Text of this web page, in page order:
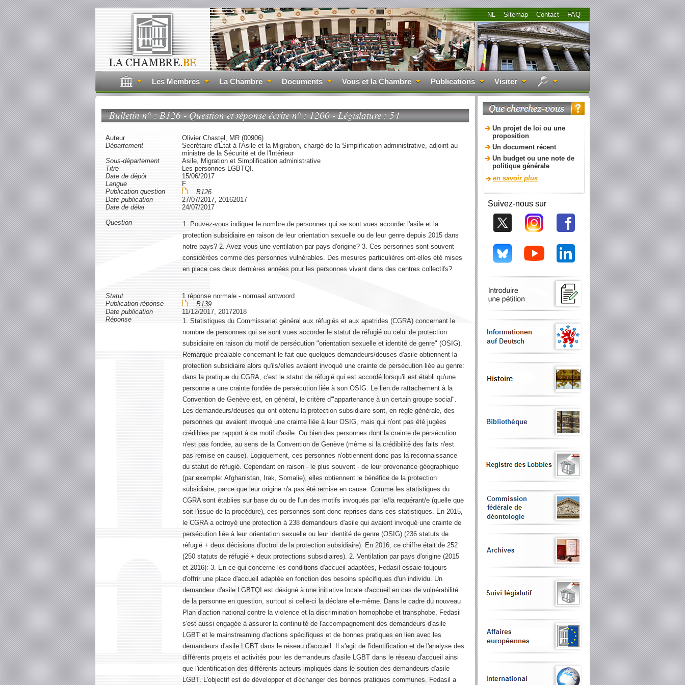
FAQ
Contact
Sitemap
NL
Les Membres La Chambre Documents Vous et la Chambre Publications Visiter
...Bulletin n° : B126 - Question et réponse écrite n° : 1200 - Législature : 54
Auteur
Olivier Chastel, MR (00906)
Département
Secrétaire d'État à l'Asile et la Migration, chargé de la Simplification administrative, adjoint au
ministre de la Sécurité et de l'Intérieur
Sous-département
Asile, Migration et Simplification administrative
Titre
Les personnes LGBTQI.
Date de dépôt
15/06/2017
Langue
F
Publication question
B126
Date publication
27/07/2017, 20162017
Date de délai
24/07/2017
Question
1. Pouvez-vous indiquer le nombre de personnes qui se sont vues accorder l'asile et la
protection subsidiaire en raison de leur orientation sexuelle ou de leur genre depuis 2015 dans
notre pays? 2. Avez-vous une ventilation par pays d'origine? 3. Ces personnes sont souvent
considérées comme des personnes vulnérables. Des mesures particulières ont-elles été mises
en place ces deux dernières années pour les personnes vivant dans des centres collectifs?
Statut
1 réponse normale - normaal antwoord
Publication réponse
B139
Date publication
11/12/2017, 20172018
Réponse
1. Statistiques du Commissariat général aux réfugiés et aux apatrides (CGRA) concernant le
nombre de personnes qui se sont vues accorder le statut de réfugié ou celui de protection
subsidiaire en raison du motif de persécution "orientation sexuelle et identité de genre" (OSIG).
Remarque préalable concernant le fait que quelques demandeurs/deuses d'asile obtiennent la
protection subsidiaire alors qu'ils/elles avaient invoqué une crainte de persécution liée au genre:
dans la pratique du CGRA, c'est le statut de réfugié qui est accordé lorsqu'il est établi qu'une
personne a une crainte fondée de persécution liée à son OSIG. Le lien de rattachement à la
Convention de Genève est, en général, le critère d'"appartenance à un certain groupe social".
Les demandeurs/deuses qui ont obtenu la protection subsidiaire sont, en règle générale, des
personnes qui avaient invoqué une crainte liée à leur OSIG, mais qui n'ont pas été jugées
crédibles par rapport à ce motif d'asile. Ou bien des personnes dont la crainte de persécution
n'est pas fondée, au sens de la Convention de Genève (même si la crédibilité des faits n'est
pas remise en cause). Logiquement, ces personnes n'obtiennent donc pas la reconnaissance
du statut de réfugié. Cependant en raison - le plus souvent - de leur provenance géographique
(par exemple: Afghanistan, Irak, Somalie), elles obtiennent le bénéfice de la protection
subsidiaire, parce que leur origine n'a pas été remise en cause. Comme les statistiques du
CGRA sont établies sur base du ou de l'un des motifs invoqués par le/la requérant/e (quelle que
soit l'issue de la procédure), ces personnes sont donc reprises dans ces statistiques. En 2015,
le CGRA a octroyé une protection à 238 demandeurs d'asile qui avaient invoqué une crainte de
persécution liée à leur orientation sexuelle ou leur identité de genre (OSIG) (236 statuts de
réfugié + deux décisions d'octroi de la protection subsidiaire). En 2016, ce chiffre était de 252
(250 statuts de réfugié + deux protections subsidiaires). 2. Ventilation par pays d'origine (2015
et 2016): 3. En ce qui concerne les conditions d'accueil adaptées, Fedasil essaie toujours
d'offrir une place d'accueil adaptée en fonction des besoins spécifiques d'un individu. Un
demandeur d'asile LGBTQI est désigné à une initiative locale d'accueil en cas de vulnérabilité
de la personne en question, surtout si celle-ci la déclare elle-même. Dans le cadre du nouveau
Plan d'action national contre la violence et la discrimination homophobe et transphobe, Fedasil
s'est aussi engagée à assurer la continuité de l'accompagnement des demandeurs d'asile
LGBT et le mainstreaming d'actions spécifiques et de bonnes pratiques en lien avec les
demandeurs d'asile LGBT dans le réseau d'accueil. Il s'agit de l'identification et de l'analyse des
différents projets et activités pour les demandeurs d'asile LGBT dans le réseau d'accueil ainsi
que l'identification des différents acteurs impliqués dans le soutien des demandeurs d'asile
LGBT. L'objectif est de développer et d'échanger des bonnes pratiques communes. Fedasil a
Un projet de loi ou une
proposition
Un document récent
Un budget ou une note de
politique générale
en savoir plus
Suivez-nous sur